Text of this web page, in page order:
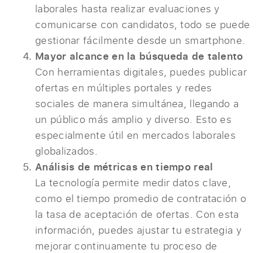
laborales hasta realizar evaluaciones y
comunicarse con candidatos, todo se puede
gestionar fácilmente desde un smartphone.
Mayor alcance en la búsqueda de talento
Con herramientas digitales, puedes publicar
ofertas en múltiples portales y redes
sociales de manera simultánea, llegando a
un público más amplio y diverso. Esto es
especialmente útil en mercados laborales
globalizados.
Análisis de métricas en tiempo real
La tecnología permite medir datos clave,
como el tiempo promedio de contratación o
la tasa de aceptación de ofertas. Con esta
información, puedes ajustar tu estrategia y
mejorar continuamente tu proceso de